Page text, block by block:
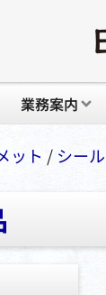
業務案内
ット / シー